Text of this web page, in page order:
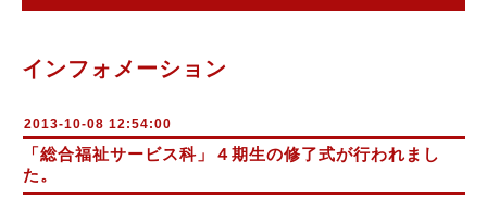
インフォメーション
2013-10-08 12:54:00
「総合福祉サービス科」４期生の修了式が行われまし
た。